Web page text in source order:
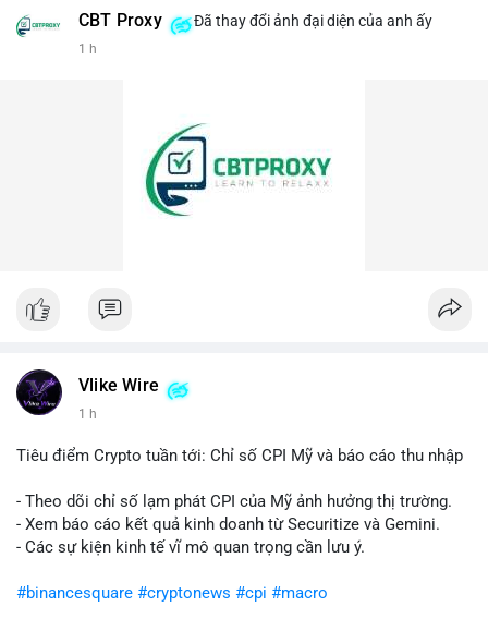
#458btc #chuyenvilanh #aplucban
CBT Proxy Đã thay đổi ảnh đại diện của anh ấy
1 h
Vlike Wire
1 h
Tiêu điểm Crypto tuần tới: Chỉ số CPI Mỹ và báo cáo thu nhập
- Theo dõi chỉ số lạm phát CPI của Mỹ ảnh hưởng thị trường.
- Xem báo cáo kết quả kinh doanh từ Securitize và Gemini.
- Các sự kiện kinh tế vĩ mô quan trọng cần lưu ý.
#binancesquare #cryptonews #cpi #macro